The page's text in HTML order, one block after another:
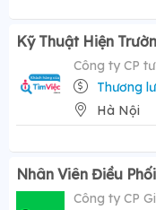
Kỹ Thuật Hiện
Thương
Hà Nội
Nhân Viên Điều
Công ty CP